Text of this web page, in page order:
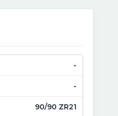
-
-
90/90 ZR21